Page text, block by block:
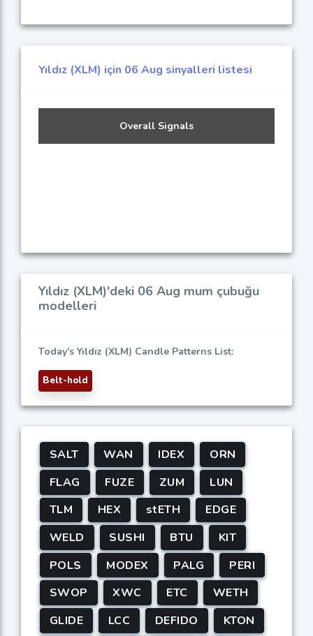
Yıldız (XLM) için 06 Aug sinyalleri listesi
Overall Signals
Yıldız (XLM)'deki 06 Aug mum çubuğu
modelleri
Today's Yıldız (XLM) Candle Patterns List:
Belt-hold
SALT WAN IDEX
ORN
FLAG
FUZE ZUM
LUN
TLM
HEX stETH
EDGE
WELD
SUSHI BTU
KIT
POLS
MODEX PALG
PERI
SWOP
XWC ETC
WETH
GLIDE
LCC DEFIDO KTON